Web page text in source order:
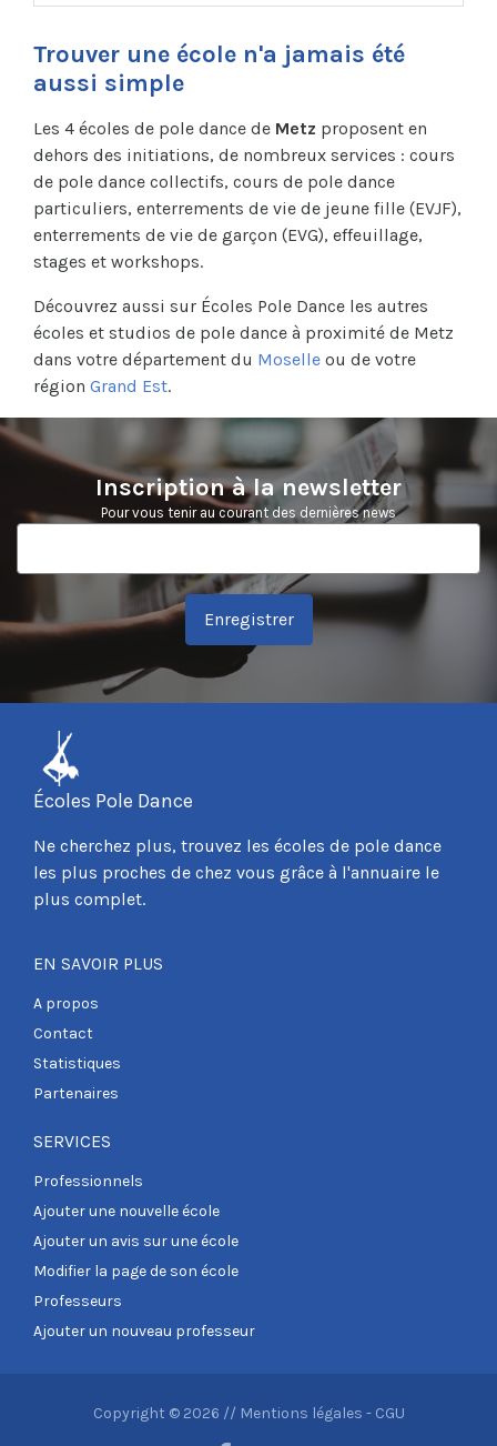
Trouver une école n'a jamais été
aussi simple
Les 4 écoles de pole dance de Metz proposent en
dehors des initiations, de nombreux services : cours
de pole dance collectifs, cours de pole dance
particuliers, enterrements de vie de jeune fille (EVJF),
enterrements de vie de garçon (EVG), effeuillage,
stages et workshops.
Découvrez aussi sur Écoles Pole Dance les autres
écoles et studios de pole dance à proximité de Metz
dans votre département du Moselle ou de votre
région Grand Est.
Inscription à la newsletter
Pour vous tenir au courant des dernières news
Enregistrer
Écoles Pole Dance
Ne cherchez plus, trouvez les écoles de pole dance
les plus proches de chez vous grâce à l'annuaire le
plus complet.
EN SAVOIR PLUS
A propos
Contact
Statistiques
Partenaires
SERVICES
Professionnels
Ajouter une nouvelle école
Ajouter un avis sur une école
Modifier la page de son école
Professeurs
Ajouter un nouveau professeur
Copyright © 2026 // Mentions légales - CGU